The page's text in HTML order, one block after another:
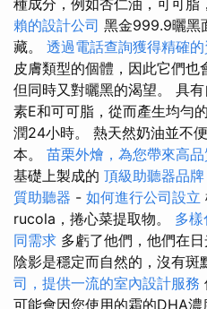
種成分，例如杏仁油，可可脂
賴的設計公司 黑金999.9曬黑
藏。 透過電話查詢獲得精確
皮膚類型的個體，因此它們也
但同時又對曬黑的渴望。 具
素E和可可脂，從而產生均勻
潤24小時。 熱天然奶油並不
本。 苗栗外燴，為您帶來高
基礎上製成的 頂級助聽器品
質助聽器 - 如何進行公司設立
rucola，捲心菜提取物。 多
同需求 多虧了他們，他們在
陰影是穩定而自然的，沒有斑
司，提供一流的室內設計服務
可能會因您使用的霜的DHA濃